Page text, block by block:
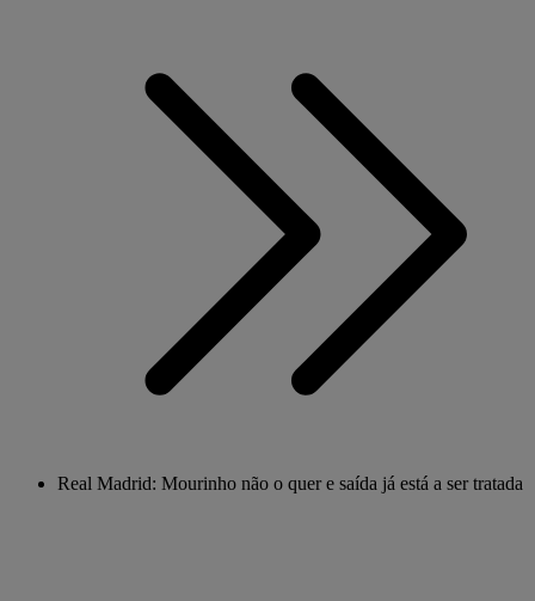
Real Madrid: Mourinho não o quer e saída já está a ser tratada